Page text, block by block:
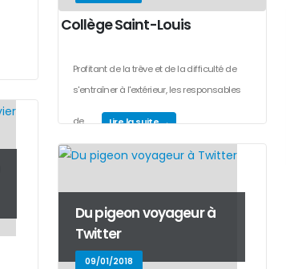
Collège Saint-Louis
Profitant de la trêve et de la difficulté de
s'entraîner à l'extérieur, les responsables
de... Lire la suite →
Du pigeon voyageur à
Twitter
09/01/2018